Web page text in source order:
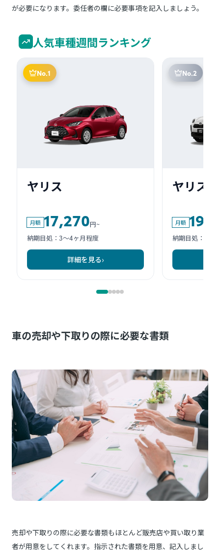
が必要になります。委任者の欄に必要事項を記入しましょう。
車の売却や下取りの際に必要な書類
売却や下取りの際に必要な書類もほとんど販売店や買い取り業
者が用意をしてくれます。指示された書類を用意、記入しまし